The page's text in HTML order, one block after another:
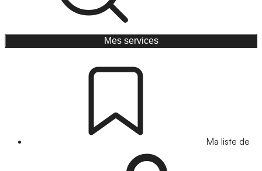
Mes services
Ma liste de